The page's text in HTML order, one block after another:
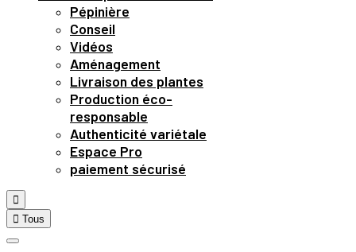
Pépinière
Conseil
Vidéos
Aménagement
Livraison des plantes
Production éco-
responsable
Authenticité variétale
Espace Pro
paiement sécurisé

 Tous